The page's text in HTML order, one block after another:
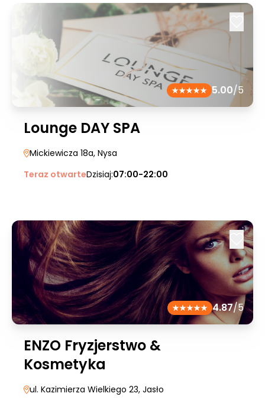
5.00/5
Lounge DAY SPA
Mickiewicza 18a, Nysa
Teraz otwarteDzisiaj:07:00-22:00
4.87/5
ENZO Fryzjerstwo &
Kosmetyka
ul. Kazimierza Wielkiego 23, Jasło